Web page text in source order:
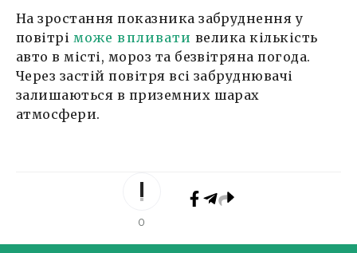
На зростання показника забруднення у
повітрі може впливати велика кількість
авто в місті, мороз та безвітряна погода.
Через застій повітря всі забруднювачі
залишаються в приземних шарах
атмосфери.
0